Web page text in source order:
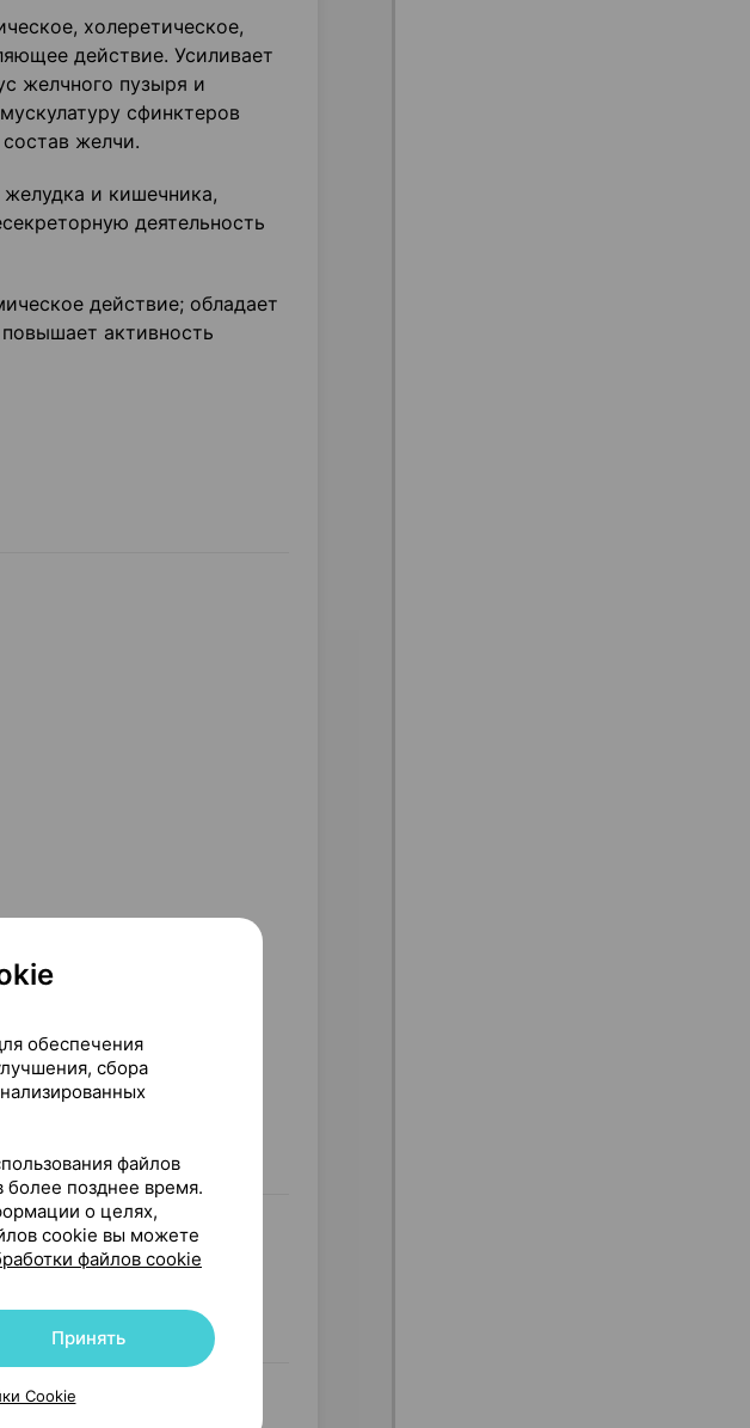
холеретическое,
действие. Усиливает
желчного пузыря и
сфинктеров
желчи.
и кишечника,
деятельность
действие; обладает
активность
обеспечения
сбора
файлов
более позднее время.
о целях,
cookie вы можете
файлов cookie
Принять
Cookie